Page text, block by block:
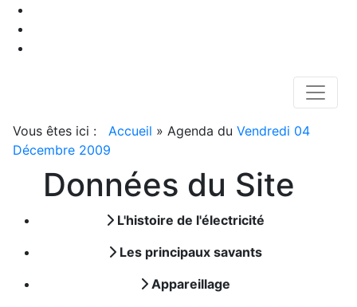
Vous êtes ici : Accueil » Agenda du Vendredi 04
Décembre 2009
Données du Site
L'histoire de l'électricité
Les principaux savants
Appareillage